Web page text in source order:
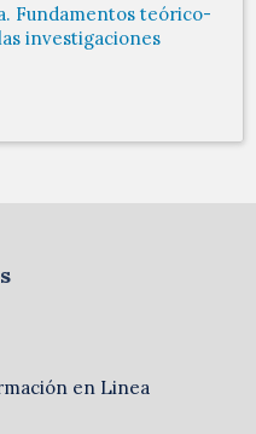
Fundamentos teórico-
investigaciones
en Linea